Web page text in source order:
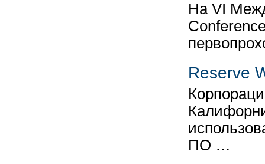
На VI
Reserve
ПО …